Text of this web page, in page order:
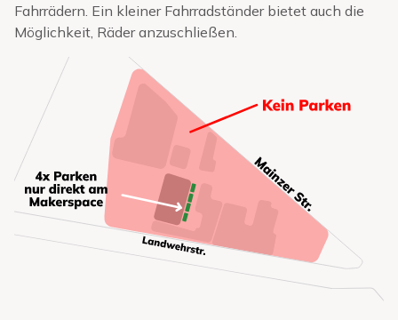
Fahrrädern. Ein kleiner Fahrradständer bietet auch die
Möglichkeit, Räder anzuschließen.